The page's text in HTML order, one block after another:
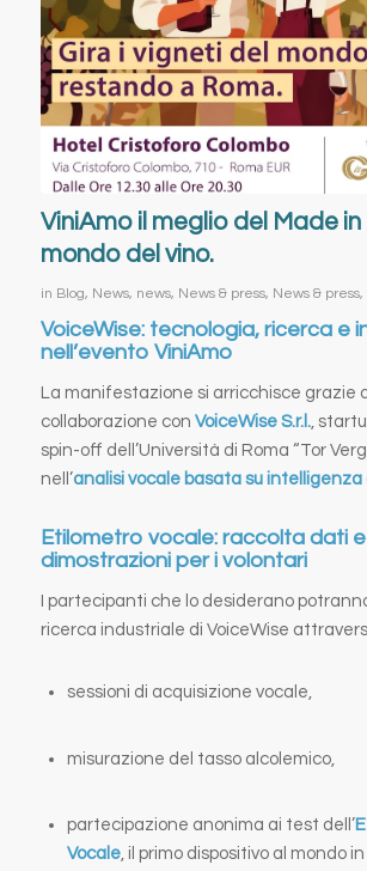
ViniAmo il meglio del Made in
mondo del vino.
in Blog, News, news, News & press, News & press,
VoiceWise: tecnologia, ricerca e
nell’evento ViniAmo
La manifestazione si arricchisce grazie
collaborazione con VoiceWise S.r.l.,
spin-off dell’Università di Roma “Tor
nell’analisi vocale basata su
Etilometro vocale: raccolta dati e
dimostrazioni per i volontari
I partecipanti che lo desiderano
ricerca industriale di VoiceWise
sessioni di acquisizione vocale,
misurazione del tasso alcolemico,
partecipazione anonima ai test dell’
Vocale, il primo dispositivo al mondo